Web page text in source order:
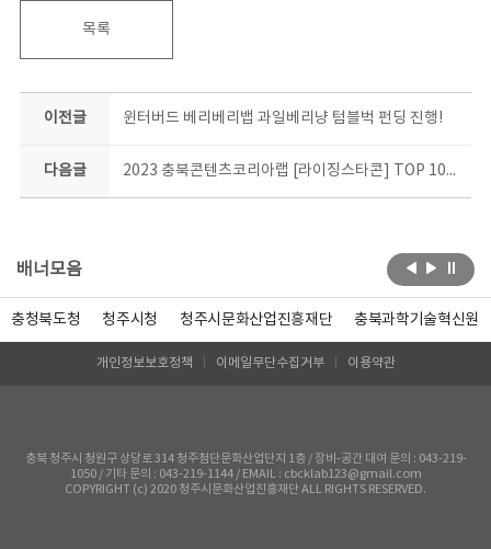
목록
이전글 윈터버드 베리베리뱁 과일베리냥 텀블벅 펀딩 진행!
다음글 2023 충북콘텐츠코리아랩 [라이징스타콘] TOP 10은 과연 누구?!
배너모음
충청북도청 청주시청 청주시문화산업진흥재단 충북과학기술혁신원
개인정보보호정책 이메일무단수집거부 이용약관
충북 청주시 청원구 상당로 314 청주첨단문화산업단지 1층 / 장비-공간 대여 문의 : 043-219-
1050 / 기타 문의 : 043-219-1144 / EMAIL : cbcklab123@gmail.com
COPYRIGHT (c) 2020 청주시문화산업진흥재단 ALL RIGHTS RESERVED.